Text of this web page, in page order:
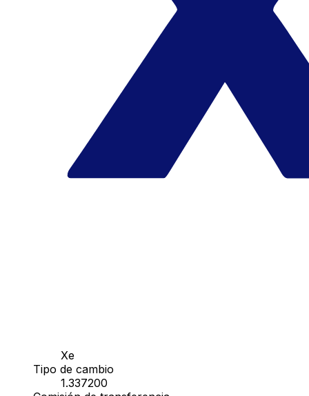
Xe
Tipo de cambio
1.337200